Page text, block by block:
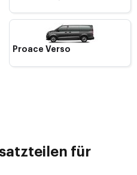
Proace Verso
für